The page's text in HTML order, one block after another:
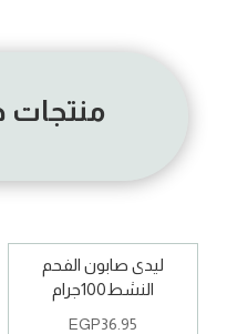
منتجات
ليدى صابون الفحم
النشط100جرام
EGP36.95